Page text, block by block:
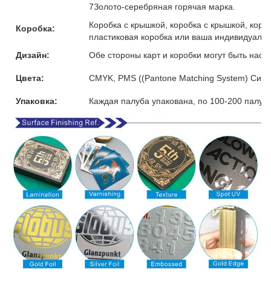
7Золото-серебряная горячая марка.
Коробка:
Коробка с крышкой, коробка с крышкой,
пластиковая коробка или ваша
Дизайн:
Обе стороны карт и коробки могут быть
Цвета: CMYK, PMS ((Pantone Matching System)
Упаковка: Каждая палуба упакована, по 100-200 палуб